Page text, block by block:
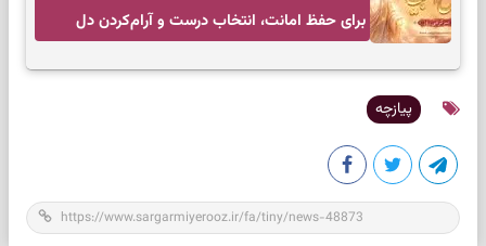
برای حفظ امانت، انتخاب درست و آرام‌کردن دل
پیازچه